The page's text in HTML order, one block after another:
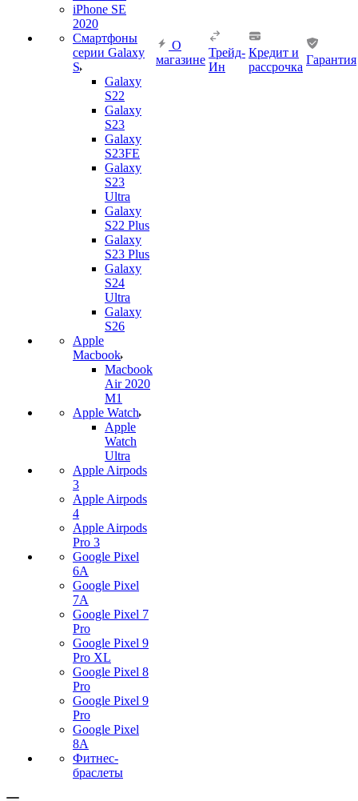
iPhone SE
2020
Смартфоны
серии Galaxy
S
Galaxy
S22
Galaxy
S23
Galaxy
S23FE
Galaxy
S23
Ultra
Galaxy
S22 Plus
Galaxy
S23 Plus
Galaxy
S24
Ultra
Galaxy
S26
Apple
Macbook
Macbook
Air 2020
M1
Apple Watch
Apple
Watch
Ultra
Apple Airpods
3
Apple Airpods
4
Apple Airpods
Pro 3
Google Pixel
6A
Google Pixel
7А
Google Pixel 7
Pro
Google Pixel 9
Pro XL
Google Pixel 8
Pro
Google Pixel 9
Pro
Google Pixel
8A
Фитнес-
браслеты
О
магазине
Трейд-
Ин
Кредит и
рассрочка
Гарантия